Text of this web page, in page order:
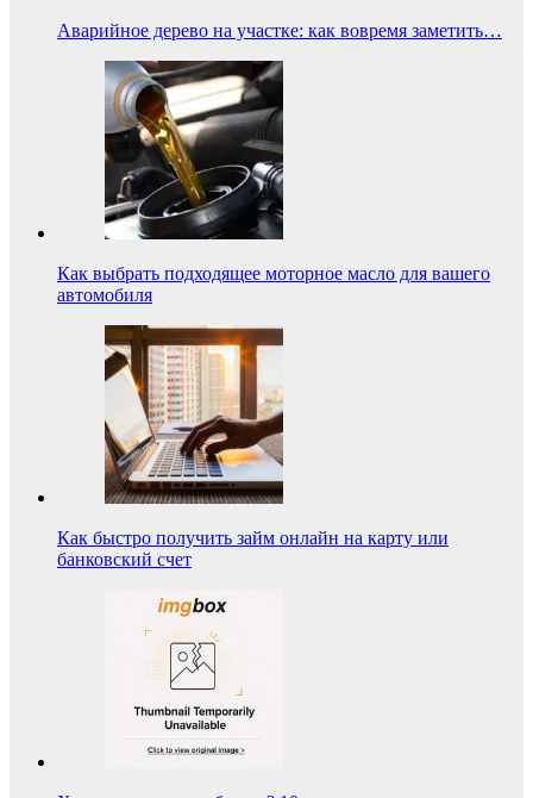
Аварийное дерево на участке: как вовремя заметить…
Как выбрать подходящее моторное масло для вашего
автомобиля
Как быстро получить займ онлайн на карту или
банковский счет